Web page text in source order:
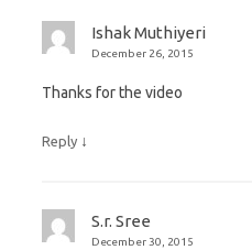
Ishak Muthiyeri
December 26, 2015
Thanks for the video
Reply ↓
S.r. Sree
December 30, 2015